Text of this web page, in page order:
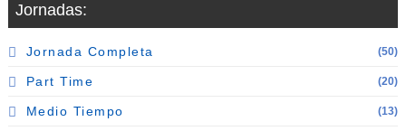
Jornadas:
Jornada Completa (50)
Part Time (20)
Medio Tiempo (13)